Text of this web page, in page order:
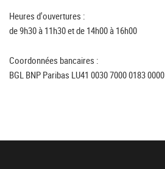
Heures d'ouvertures :
de 9h30 à 11h30 et de 14h00 à 16h00
Coordonnées bancaires :
BGL BNP Paribas LU41 0030 7000 0183 0000